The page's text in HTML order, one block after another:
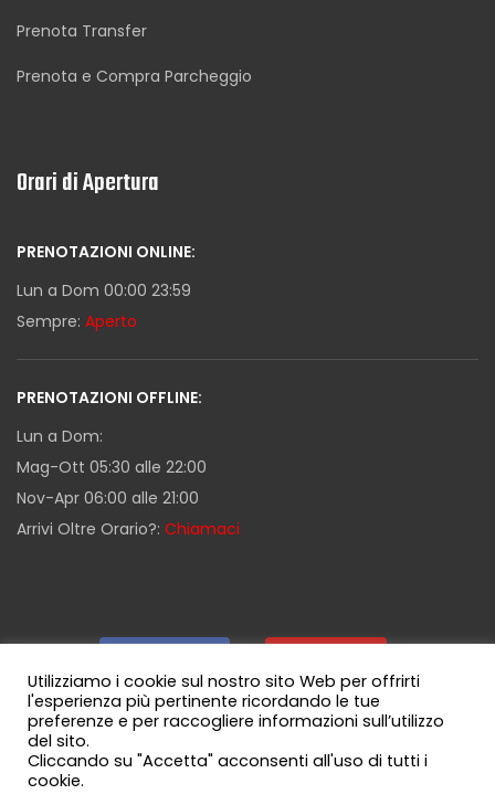
Prenota Transfer
Prenota e Compra Parcheggio
Orari di Apertura
PRENOTAZIONI ONLINE:
Lun a Dom 00:00 23:59
Sempre: Aperto
PRENOTAZIONI OFFLINE:
Lun a Dom:
Mag-Ott 05:30 alle 22:00
Nov-Apr 06:00 alle 21:00
Arrivi Oltre Orario?: Chiamaci
Guida Milazzo | Canale WhatsApp
Utilizziamo i cookie sul nostro sito Web per offrirti
l'esperienza più pertinente ricordando le tue
preferenze e per raccogliere informazioni sull’utilizzo
del sito.
Cliccando su "Accetta" acconsenti all'uso di tutti i
cookie.